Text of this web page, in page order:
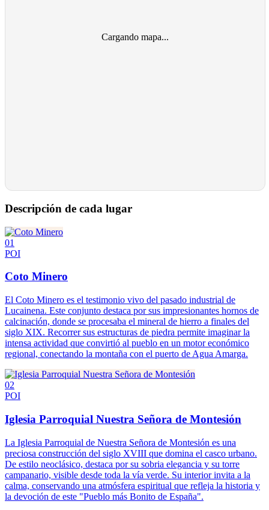
Cargando mapa...
Descripción de cada lugar
01
POI
Coto Minero
El Coto Minero es el testimonio vivo del pasado industrial de
Lucainena. Este conjunto destaca por sus impresionantes hornos de
calcinación, donde se procesaba el mineral de hierro a finales del
siglo XIX. Recorrer sus estructuras de piedra permite imaginar la
intensa actividad que convirtió al pueblo en un motor económico
regional, conectando la montaña con el puerto de Agua Amarga.
02
POI
Iglesia Parroquial Nuestra Señora de Montesión
La Iglesia Parroquial de Nuestra Señora de Montesión es una
preciosa construcción del siglo XVIII que domina el casco urbano.
De estilo neoclásico, destaca por su sobria elegancia y su torre
campanario, visible desde toda la vía verde. Su interior invita a la
calma, conservando una atmósfera espiritual que refleja la historia y
la devoción de este "Pueblo más Bonito de España".